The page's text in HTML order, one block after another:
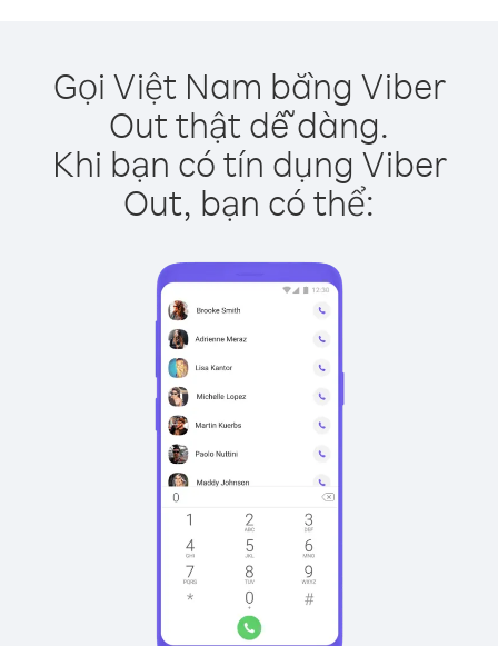
Gọi Việt Nam bằng Viber
Out thật dễ dàng.
Khi bạn có tín dụng Viber
Out, bạn có thể: